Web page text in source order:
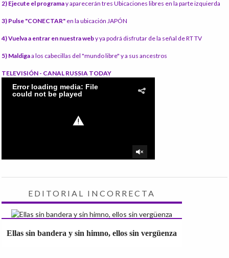
2) Ejecute el programay aparecerán tres Ubicaciones libres en la parte izquierda
3) Pulse "CONECTAR" en la ubicación JAPÓN
4) Vuelva a entrar en nuestra weby ya podrá disfrutar de la señal de RT TV
5) Maldigaa los cabecillas del "mundo libre" y a sus ancestros
TELEVISIÓN - CANAL RUSSIA TODAY
EDITORIAL INCORRECTA
Ellas sin bandera y sin himno, ellos sin vergüenza